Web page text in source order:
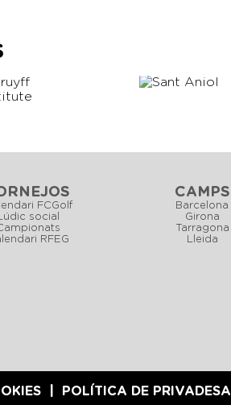
FCGolf
social
RFEG
CAMPS
Barcelona
Girona
Tarragona
Lleida
POLÍTICA DE PRIVADESA